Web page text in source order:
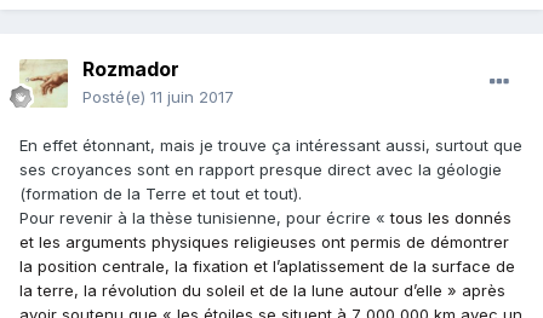
Rozmador
Posté(e) 11 juin 2017
En effet étonnant, mais je trouve ça intéressant aussi, surtout que
ses croyances sont en rapport presque direct avec la géologie
(formation de la Terre et tout et tout).
Pour revenir à la thèse tunisienne, pour écrire «tous les donnés
et les arguments physiques religieuses ont permis de démontrer
la position centrale, la fixation et l’aplatissement de la surface de
la terre, la révolution du soleil et de la lune autour d’elle » après